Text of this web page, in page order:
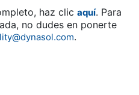
haz clic aquí. Para
no dudes en ponerte
.